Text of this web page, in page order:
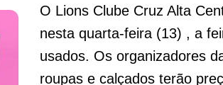
O Lions Clube Cruz Alta
nesta quarta-feira (13) , a
usados. Os organizadores
roupas e calçados terão